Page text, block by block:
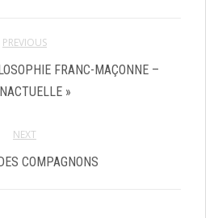
PREVIOUS
FRANC-MAÇONNE –
»
NEXT
COMPAGNONS